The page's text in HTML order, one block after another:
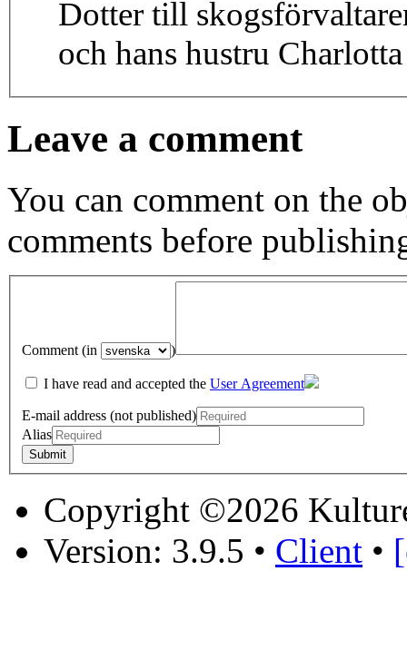
Dotter till
och hans hustru
Leave a comment
You can comment on the
comments before
Comment (in )
I have read and accepted the User Agreement
E-mail address (not published)
Alias
Copyright ©2026
Version: 3.9.5 • Client •